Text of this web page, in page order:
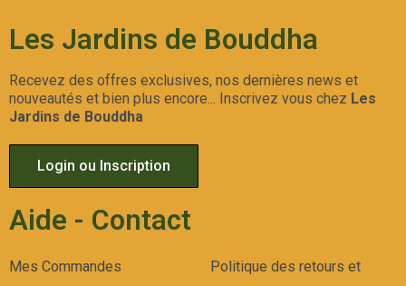
Les Jardins de Bouddha
Recevez des offres exclusives, nos dernières news et
nouveautés et bien plus encore... Inscrivez vous chez Les
Jardins de Bouddha
Login ou Inscription
Aide - Contact
Mes Commandes
Politique des retours et